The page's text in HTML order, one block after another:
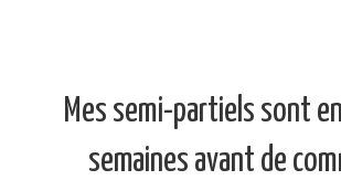
Mes semi-partiels sont
semaines avant de